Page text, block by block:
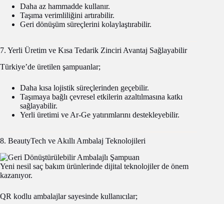
Daha az hammadde kullanır.
Taşıma verimliliğini artırabilir.
Geri dönüşüm süreçlerini kolaylaştırabilir.
7. Yerli Üretim ve Kısa Tedarik Zinciri Avantaj Sağlayabilir
Türkiye’de üretilen şampuanlar;
Daha kısa lojistik süreçlerinden geçebilir.
Taşımaya bağlı çevresel etkilerin azaltılmasına katkı
sağlayabilir.
Yerli üretimi ve Ar-Ge yatırımlarını destekleyebilir.
8. BeautyTech ve Akıllı Ambalaj Teknolojileri
Yeni nesil saç bakım ürünlerinde dijital teknolojiler de önem
kazanıyor.
QR kodlu ambalajlar sayesinde kullanıcılar;